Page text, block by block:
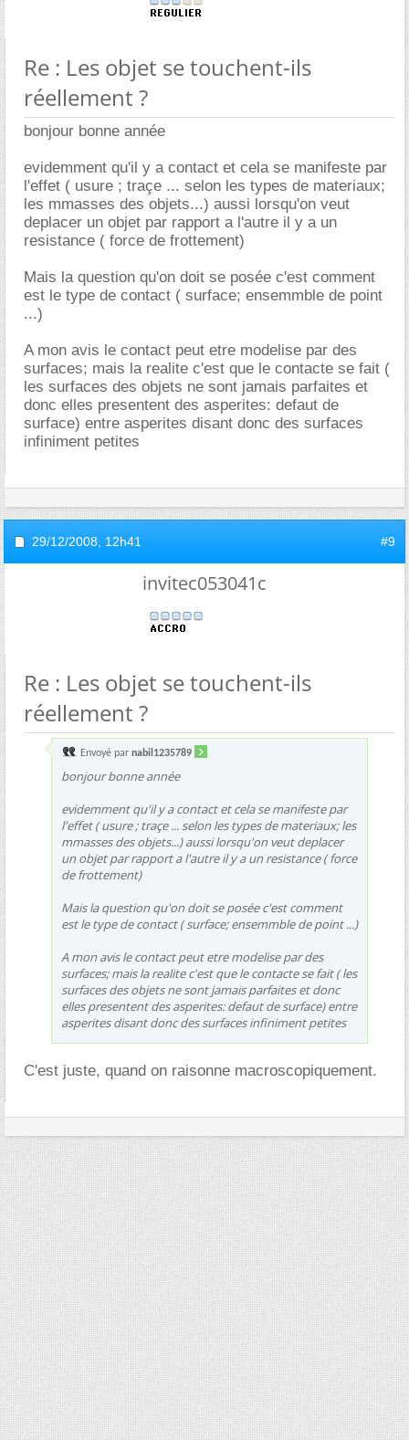
Re : Les objet se touchent-ils
réellement ?
bonjour bonne année
evidemment qu'il y a contact et cela se manifeste par
l'effet ( usure ; traçe ... selon les types de materiaux;
les mmasses des objets...) aussi lorsqu'on veut
deplacer un objet par rapport a l'autre il y a un
resistance ( force de frottement)
Mais la question qu'on doit se posée c'est comment
est le type de contact ( surface; ensemmble de point
...)
A mon avis le contact peut etre modelise par des
surfaces; mais la realite c'est que le contacte se fait (
les surfaces des objets ne sont jamais parfaites et
donc elles presentent des asperites: defaut de
surface) entre asperites disant donc des surfaces
infiniment petites
29/12/2008, 12h41 #9
invitec053041c
Re : Les objet se touchent-ils
réellement ?
Envoyé par nabil1235789
bonjour bonne année
evidemment qu'il y a contact et cela se manifeste par
l'effet ( usure ; traçe ... selon les types de materiaux; les
mmasses des objets...) aussi lorsqu'on veut deplacer
un objet par rapport a l'autre il y a un resistance ( force
de frottement)
Mais la question qu'on doit se posée c'est comment
est le type de contact ( surface; ensemmble de point ...)
A mon avis le contact peut etre modelise par des
surfaces; mais la realite c'est que le contacte se fait ( les
surfaces des objets ne sont jamais parfaites et donc
elles presentent des asperites: defaut de surface) entre
asperites disant donc des surfaces infiniment petites
C'est juste, quand on raisonne macroscopiquement.